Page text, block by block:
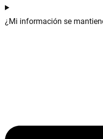
¿Mi información se